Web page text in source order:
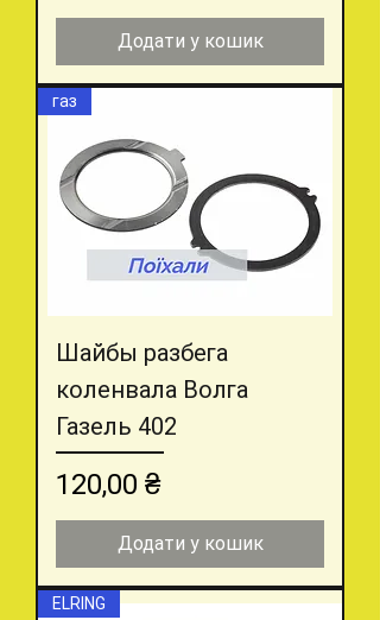
Додати у кошик
газ
Шайбы разбега
коленвала Волга
Газель 402
Ціна
120,00 ₴
Додати у кошик
ELRING